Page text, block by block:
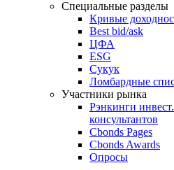
Поиск
Поиск
Поиск котировок
Ближайшие
Специальные разделы
Кривые
Best bid/ask
ЦФА
ESG
Сукук
Ломбардные
Участники рынка
Рэнкинги